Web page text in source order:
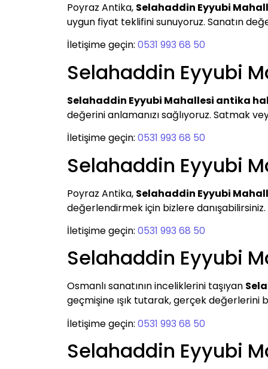
Poyraz Antika, Selahaddin Eyyubi
uygun fiyat teklifini sunuyoruz. Sanatın
İletişime geçin: 0531 993 68 50
Selahaddin Eyyubi
Selahaddin Eyyubi Mahallesi antika
değerini anlamanızı sağlıyoruz. Satmak
İletişime geçin: 0531 993 68 50
Selahaddin Eyyubi
Poyraz Antika, Selahaddin Eyyubi
değerlendirmek için bizlere
İletişime geçin: 0531 993 68 50
Selahaddin Eyyubi
Osmanlı sanatının inceliklerini taşıyan
geçmişine ışık tutarak, gerçek değerlerini
İletişime geçin: 0531 993 68 50
Selahaddin Eyyubi